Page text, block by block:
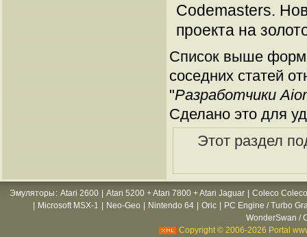
Codemasters.
проекта на
Список выше
соседних статей
"Разработчики
Сделано это для
Этот раздел
Эмуляторы : Atari 2600 Atari 5200 + Atari 7800 + Atari Jaguar
Coleco
Microsoft MSX-1 Neo-Geo Nintendo 64 Oric
PC Engine / Turbo
WonderSwan /
Copyright © 2006-2026 Portal